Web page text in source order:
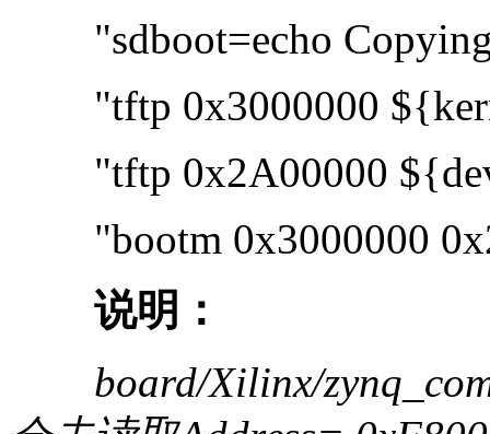
"sdboot=echo
"tftp 0x3000000
"tftp 0x2A00000
"bootm 0x3000000
说明：
board/Xilinx/